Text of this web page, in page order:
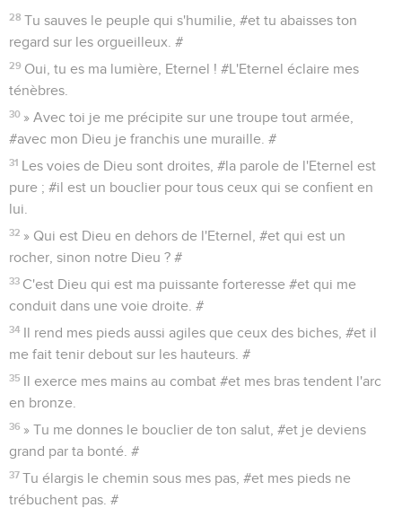
28 Tu sauves le peuple qui s'humilie, #et tu abaisses ton
regard sur les orgueilleux. #
29 Oui, tu es ma lumière, Eternel ! #L'Eternel éclaire mes
ténèbres.
30 » Avec toi je me précipite sur une troupe tout armée,
#avec mon Dieu je franchis une muraille. #
31 Les voies de Dieu sont droites, #la parole de l'Eternel est
pure ; #il est un bouclier pour tous ceux qui se confient en
lui.
32 » Qui est Dieu en dehors de l'Eternel, #et qui est un
rocher, sinon notre Dieu ? #
33 C'est Dieu qui est ma puissante forteresse #et qui me
conduit dans une voie droite. #
34 Il rend mes pieds aussi agiles que ceux des biches, #et il
me fait tenir debout sur les hauteurs. #
35 Il exerce mes mains au combat #et mes bras tendent l'arc
en bronze.
36 » Tu me donnes le bouclier de ton salut, #et je deviens
grand par ta bonté. #
37 Tu élargis le chemin sous mes pas, #et mes pieds ne
trébuchent pas. #